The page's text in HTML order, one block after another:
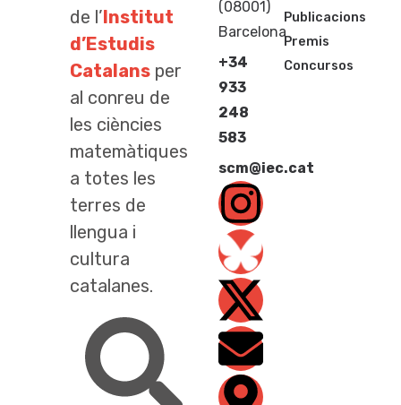
de l’Institut
d’Estudis
Catalans per
al conreu de
les ciències
matemàtiques
a totes les
terres de
llengua i
cultura
catalanes.
(08001)
Barcelona
+34
933
248
583
scm@iec.cat
Publicacions
Premis
Concursos